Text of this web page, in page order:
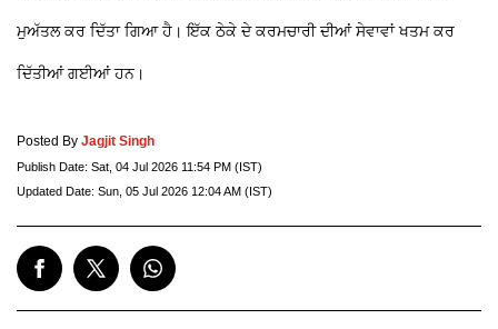
ਮੁਅੱਤਲ ਕਰ ਦਿੱਤਾ ਗਿਆ ਹੈ। ਇੱਕ ਠੇਕੇ ਦੇ ਕਰਮਚਾਰੀ ਦੀਆਂ ਸੇਵਾਵਾਂ ਖਤਮ ਕਰ
ਦਿੱਤੀਆਂ ਗਈਆਂ ਹਨ।
Posted By Jagjit Singh
Publish Date: Sat, 04 Jul 2026 11:54 PM (IST)
Updated Date: Sun, 05 Jul 2026 12:04 AM (IST)